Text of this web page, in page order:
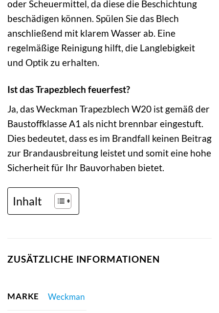
oder Scheuermittel, da diese die Beschichtung
beschädigen können. Spülen Sie das Blech
anschließend mit klarem Wasser ab. Eine
regelmäßige Reinigung hilft, die Langlebigkeit
und Optik zu erhalten.
Ist das Trapezblech feuerfest?
Ja, das Weckman Trapezblech W20 ist gemäß der
Baustoffklasse A1 als nicht brennbar eingestuft.
Dies bedeutet, dass es im Brandfall keinen Beitrag
zur Brandausbreitung leistet und somit eine hohe
Sicherheit für Ihr Bauvorhaben bietet.
Inhalt
ZUSÄTZLICHE INFORMATIONEN
MARKE Weckman